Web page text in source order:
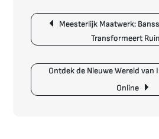
Berichtnavigatie
Meesterlijk Maatwerk:
Transformeert
Ontdek de Nieuwe Wereld
Online